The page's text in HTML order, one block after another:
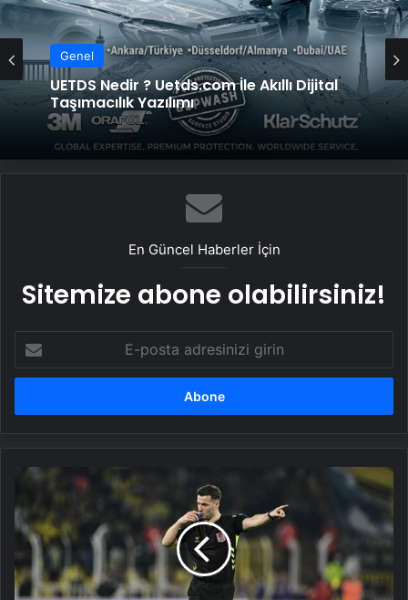
Genel
UETDS Nedir ? Uetds.com İle Akıllı Dijital
Taşımacılık Yazılımı
En Güncel Haberler İçin
Sitemize abone olabilirsiniz!
posta
adresinizi
Fenerbahçe
Samsunspor
maçının
en
çok
konuşulan